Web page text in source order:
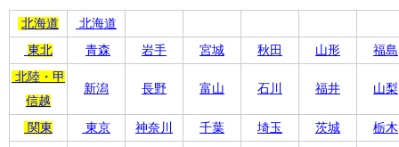
北海道
北海道
東北
青森 岩手 宮城 秋田 山形
福島
北陸・甲
信越
新潟 長野 富山 石川 福井 山梨
関東 東京 神奈川 千葉 埼玉 茨城
栃木